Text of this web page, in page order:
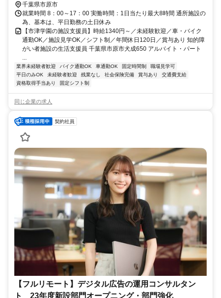
千葉県市原市
就業時間 8：00～17：00 実働時間：1日当たり最大8時間 通所施設の
為、基本は、平日勤務の土日休み
【市津学園の施設支援員】時給1340円～／未経験歓迎／車・バイク
通勤OK／施設見学OK／シフト制／年間休日120日／賞与あり 知的障
がい者施設の生活支援員 千葉県市原市犬成650 アルバイト・パート
業界未経験者歓迎 バイク通勤OK 車通勤OK 固定時間制
職場見学可
平日のみOK
未経験者歓迎 残業なし 社会保険完備 賞与あり
交通費支給
資格取得手当あり
固定シフト制
同じ企業の求人
契約社員
【フルリモート】デジタル広告の運用コンサルタン
ト 23年度新設部門オープニング・部門強化